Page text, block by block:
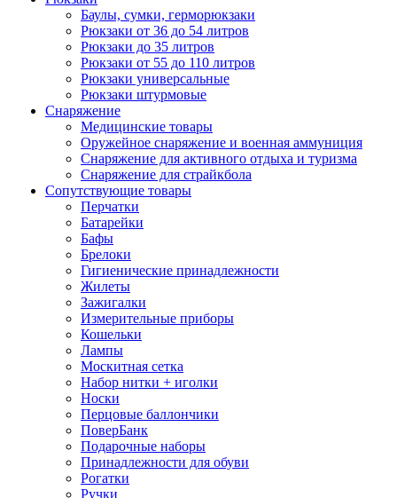
Баулы, сумки, герморюкзаки
Рюкзаки от 36 до 54 литров
Рюкзаки до 35 литров
Рюкзаки от 55 до 110 литров
Рюкзаки универсальные
Рюкзаки штурмовые
Снаряжение
Медицинские товары
Оружейное снаряжение и военная аммуниция
Снаряжение для активного отдыха и туризма
Снаряжение для страйкбола
Сопутствующие товары
Перчатки
Батарейки
Бафы
Брелоки
Гигиенические принадлежности
Жилеты
Зажигалки
Измерительные приборы
Кошельки
Лампы
Москитная сетка
Набор нитки + иголки
Носки
Перцовые баллончики
ПоверБанк
Подарочные наборы
Принадлежности для обуви
Рогатки
Ручки